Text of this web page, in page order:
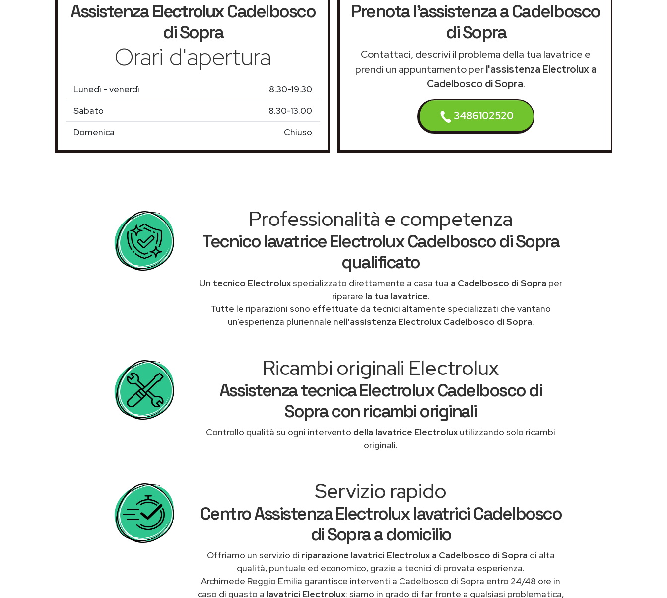
AssistenzaElectroluxCadelbosco
di Sopra
Orari d'apertura
Lunedì - venerdì
8.30-19.30
Sabato
8.30-13.00
Domenica
Chiuso
Prenota l'assistenza a Cadelbosco
di Sopra
Contattaci, descrivi il problema della tua lavatrice e
prendi un appuntamento perl'assistenza Electrolux a
Cadelbosco di Sopra.
3486102520
Professionalità e competenza
Tecnico lavatrice Electrolux Cadelbosco di Sopra
qualificato
Un tecnico Electroluxspecializzato direttamente a casa tua a Cadelbosco di Sopra per
riparare la tua lavatrice.
Tutte le riparazioni sono effettuate da tecnici altamente specializzati che vantano
un’esperienza pluriennale nell'assistenza Electrolux Cadelbosco di Sopra.
Ricambi originali Electrolux
Assistenza tecnica Electrolux Cadelbosco di
Sopra con ricambi originali
Controllo qualità su ogni intervento della lavatrice Electrolux utilizzando solo ricambi
originali.
Servizio rapido
Centro Assistenza Electrolux lavatrici Cadelbosco
di Sopra a domicilio
Offriamo un servizio di riparazione lavatrici Electrolux a Cadelbosco di Sopra di alta
qualità, puntuale ed economico, grazie a tecnici di provata esperienza.
Archimede Reggio Emilia garantisce interventi a Cadelbosco di Sopra entro 24/48 ore in
caso di guasto a lavatrici Electrolux: siamo in grado di far fronte a qualsiasi problematica,